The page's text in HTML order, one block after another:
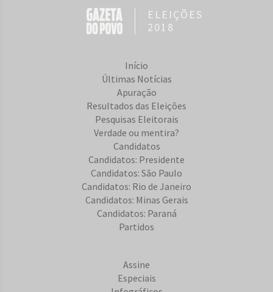
ELEIÇÕES
2018
Início
Últimas Notícias
Apuração
Resultados das Eleições
Pesquisas Eleitorais
Verdade ou mentira?
Candidatos
Candidatos: Presidente
Candidatos: São Paulo
Candidatos: Rio de Janeiro
Candidatos: Minas Gerais
Candidatos: Paraná
Partidos
Assine
Especiais